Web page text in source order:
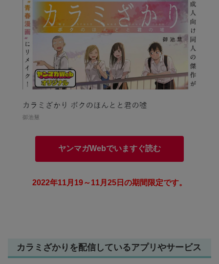
ヤンマガWebでいますぐ読む
2022年11月19～11月25日の期間限定です。
カラミざかりを配信しているアプリやサービス